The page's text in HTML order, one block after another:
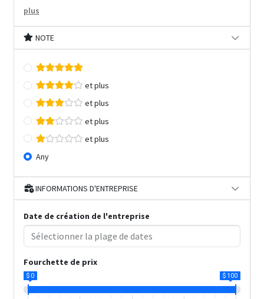
plus
NOTE
et plus
et plus
et plus
et plus
Any
INFORMATIONS D'ENTREPRISE
Date de création de l'entreprise
Fourchette de prix
$ 0 $ 100